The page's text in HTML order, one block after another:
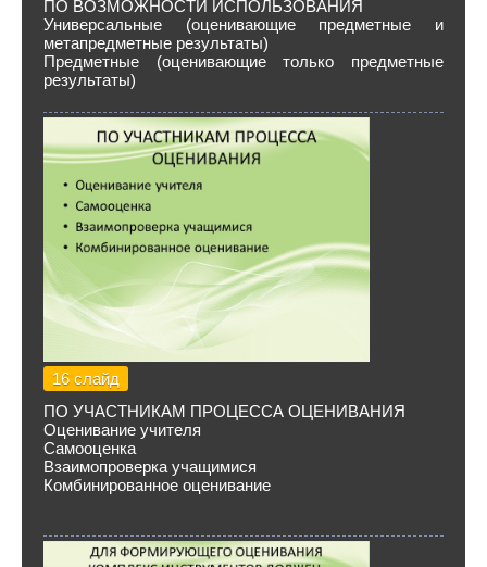
ПО ВОЗМОЖНОСТИ ИСПОЛЬЗОВАНИЯ
Универсальные (оценивающие предметные и
метапредметные результаты)
Предметные (оценивающие только предметные
результаты)
16 слайд
ПО УЧАСТНИКАМ ПРОЦЕССА ОЦЕНИВАНИЯ
Оценивание учителя
Самооценка
Взаимопроверка учащимися
Комбинированное оценивание